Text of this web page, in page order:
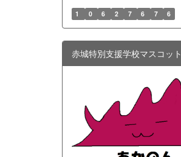
1 0 6 2 7 6 7 6
赤城特別支援学校マスコット